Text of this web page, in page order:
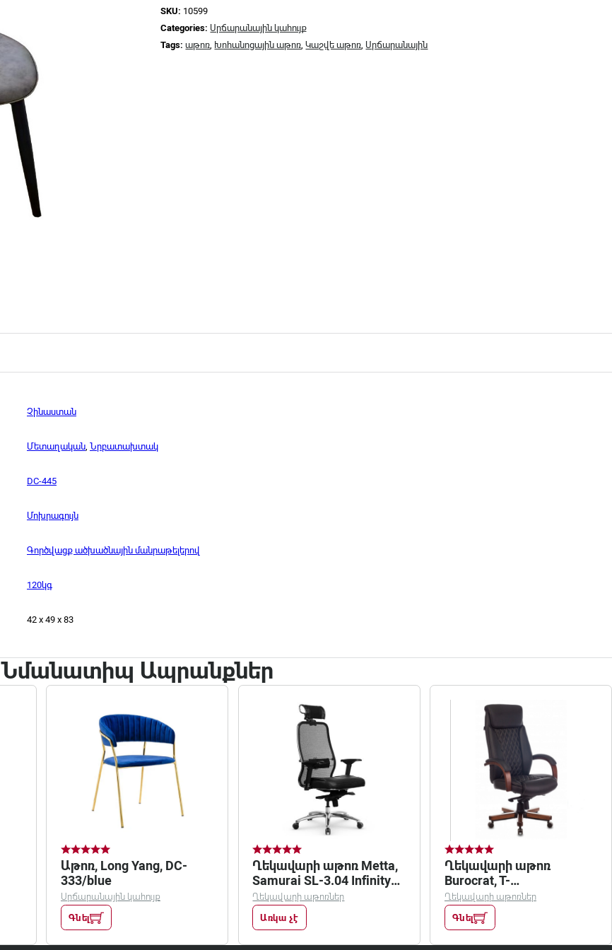
SKU: 10599
Categories: Սրճարանային կահույք
Tags:աթոռ Խոհանոցային աթոռ ,Կաշվե աթոռ Սրճարանային
Չինաստան
Մետաղական Նրբատախտակ
DC-445
Մոխրագույն
Գործվացք ածխածնային մանրաթելերով
120կգ
42 x 49 x 83
Նմանատիպ Ապրանքներ
Աթոռ, Long Yang, DC-
333/blue
Սրճարանային կահույք
Գնել
Ղեկավարի աթոռ Metta,
Samurai SL-3.04 Infinity
Easy clean
Ղեկավարի աթոռներ
Առկա չէ
Ղեկավարի աթոռ
Burocrat, T-
9924WALNUT/black
Ղեկավարի աթոռներ
Գնել